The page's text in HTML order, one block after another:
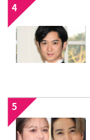
4
5